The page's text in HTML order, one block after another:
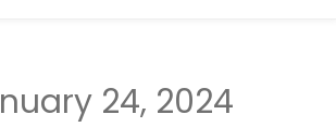
24, 2024